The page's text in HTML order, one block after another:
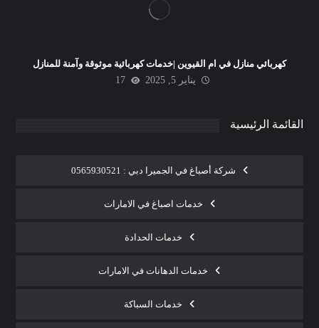
كهربائي منازل في ام القيوين |خدمات كهربائية موثوقة وآمنة للمنازل
يناير 5, 2025
17
القائمة الرئيسية
شركة أصباغ في الجميرا دبي : 0565930521
خدمات اصباغ في الامارات
خدمات الحدادة
خدمات الدهانات في الامارات
خدمات السباكة